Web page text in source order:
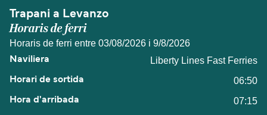
Trapani a Levanzo
Horaris de ferri
Horaris de ferri entre 03/08/2026 i 9/8/2026
Liberty Lines Fast Ferries
06:50
07:15